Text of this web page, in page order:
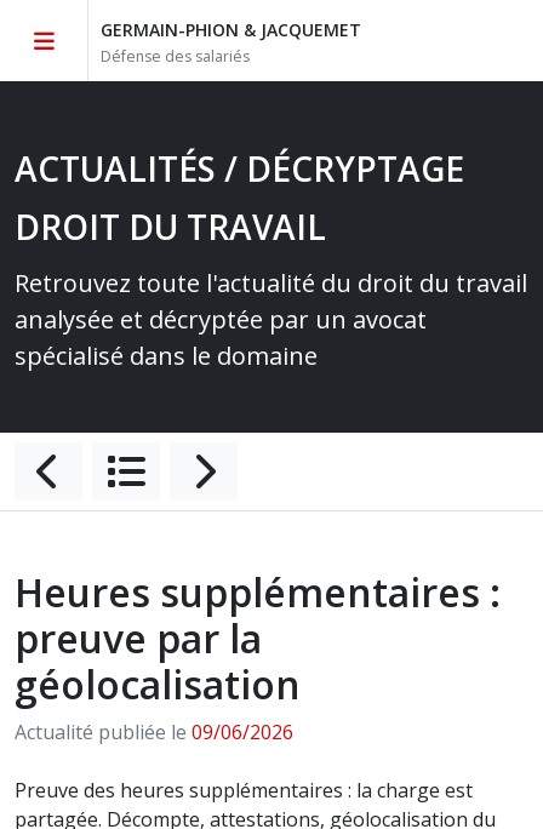
GERMAIN-PHION & JACQUEMET
Défense des salariés
ACTUALITÉS / DÉCRYPTAGE
DROIT DU TRAVAIL
Retrouvez toute l'actualité du droit du travail
analysée et décryptée par un avocat
spécialisé dans le domaine
Heures supplémentaires :
preuve par la
géolocalisation
Actualité publiée le 09/06/2026
Preuve des heures supplémentaires : la charge est
partagée. Décompte, attestations, géolocalisation du